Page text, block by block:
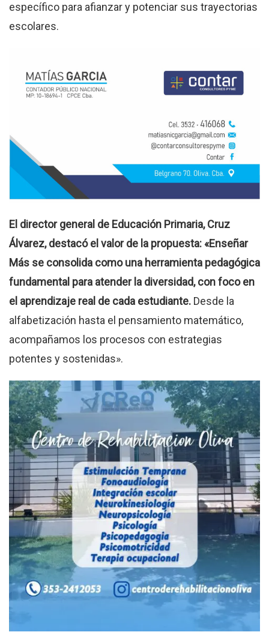
específico para afianzar y potenciar sus trayectorias
escolares.
El director general de Educación Primaria, Cruz
Álvarez, destacó el valor de la propuesta: «Enseñar
Más se consolida como una herramienta pedagógica
fundamental para atender la diversidad, con foco en
el aprendizaje real de cada estudiante. Desde la
alfabetización hasta el pensamiento matemático,
acompañamos los procesos con estrategias
potentes y sostenidas».